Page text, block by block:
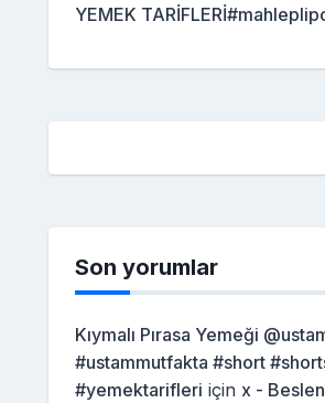
YEMEK
Son yorumlar
Kıymalı Pırasa Yemeği
#ustammutfakta #short
#yemektarifleri için x -